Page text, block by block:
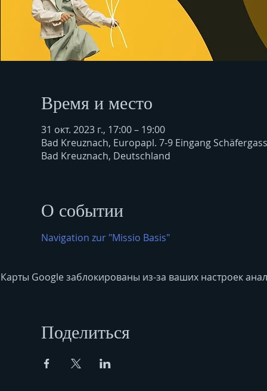
Время и место
31 окт. 2023 г., 17:00 – 19:00
Bad Kreuznach, Europapl. 7-9 Eingang
Bad Kreuznach, Deutschland
О событии
Navigation zur "Missio Basis"
Карты Google заблокированы из-за ваших настроек
Поделиться